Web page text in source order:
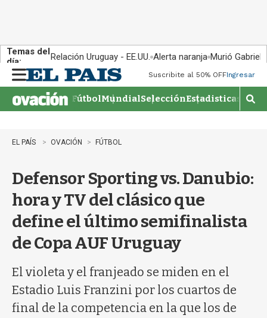
Temas del
día:
Relación Uruguay - EE.UU. Alerta naranja Murió Gabriel
n
u
Suscribite al 50% OFFIngresar
FútbolMundialSelecciónEstadisticas
M
o
r
b
EL PAÍS OVACIÓN FÚTBOL
Defensor Sporting vs. Danubio:
hora y TV del clásico que
define el último semifinalista
de Copa AUF Uruguay
El violeta y el franjeado se miden en el
Estadio Luis Franzini por los cuartos de
final de la competencia en la que los de